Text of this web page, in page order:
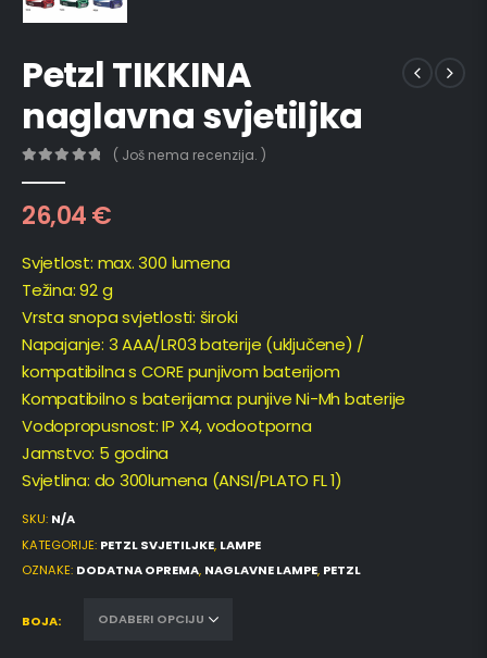
Petzl TIKKINA
naglavna svjetiljka
( Još nema recenzija. )
26,04€
Svjetlost: max. 300 lumena
Težina: 92 g
Vrsta snopa svjetlosti: široki
Napajanje: 3 AAA/LR03 baterije (uključene) /
kompatibilna s CORE punjivom baterijom
Kompatibilno s baterijama: punjive Ni-Mh baterije
Vodopropusnost: IP X4, vodootporna
Jamstvo: 5 godina
Svjetlina: do 300lumena (ANSI/PLATO FL 1)
SKU: N/A
KATEGORIJE: PETZL SVJETILJKE, LAMPE
OZNAKE: DODATNA OPREMA, NAGLAVNE LAMPE, PETZL
BOJA